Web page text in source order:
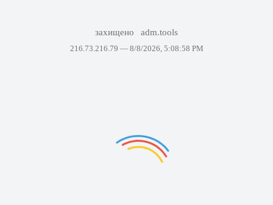
захищено adm.tools
216.73.216.79 — 8/8/2026, 5:08:58 PM